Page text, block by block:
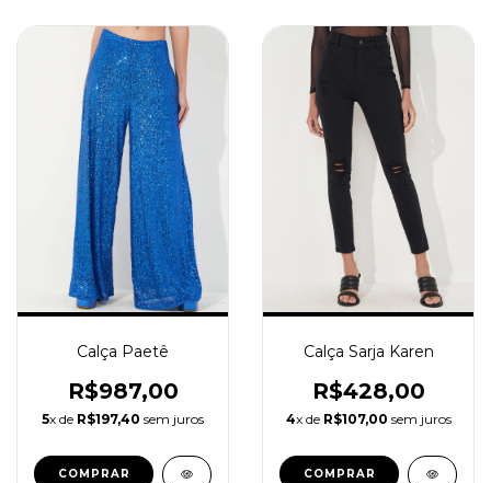
Calça Paetê
R$987,00
5x de R$197,40 sem juros
COMPRAR
Calça Sarja Karen
R$428,00
4x de R$107,00 sem juros
COMPRAR